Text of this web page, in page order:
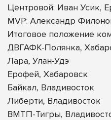
Центровой: Иван Усик,
MVP: Александр
Итоговое положение
ДВГАФК-Полянка,
Лара, Улан-Удэ
Ерофей, Хабаровск
Байкал, Владивосток
Либерти, Владивосток
ВМТП-Тигры,